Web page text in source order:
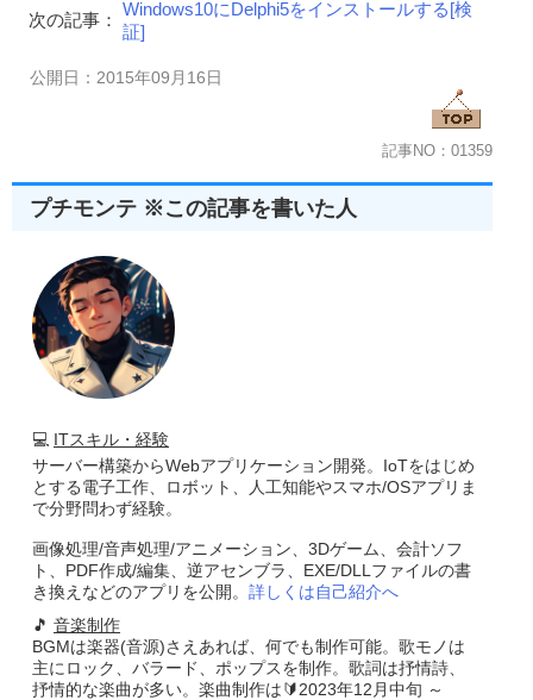
次の記事：
Windows10にDelphi5をインストールする[検
証]
公開日：2015年09月16日
記事NO：01359
プチモンテ ※この記事を書いた人
💻 ITスキル・経験
サーバー構築からWebアプリケーション開発。IoTをはじめ
とする電子工作、ロボット、人工知能やスマホ/OSアプリま
で分野問わず経験。
画像処理/音声処理/アニメーション、3Dゲーム、会計ソフ
ト、PDF作成/編集、逆アセンブラ、EXE/DLLファイルの書
き換えなどのアプリを公開。 詳しくは自己紹介へ
🎵 音楽制作
BGMは楽器(音源)さえあれば、何でも制作可能。歌モノは
主にロック、バラード、ポップスを制作。歌詞は抒情詩、
抒情的な楽曲が多い。楽曲制作は🔰2023年12月中旬 ～